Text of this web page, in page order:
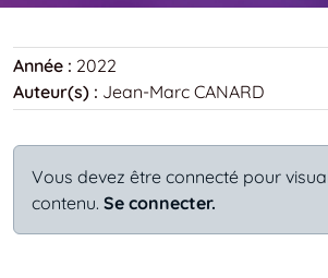
Année : 2022
Auteur(s) : Jean-Marc CANARD
Vous devez être connecté pour
contenu. Se connecter.